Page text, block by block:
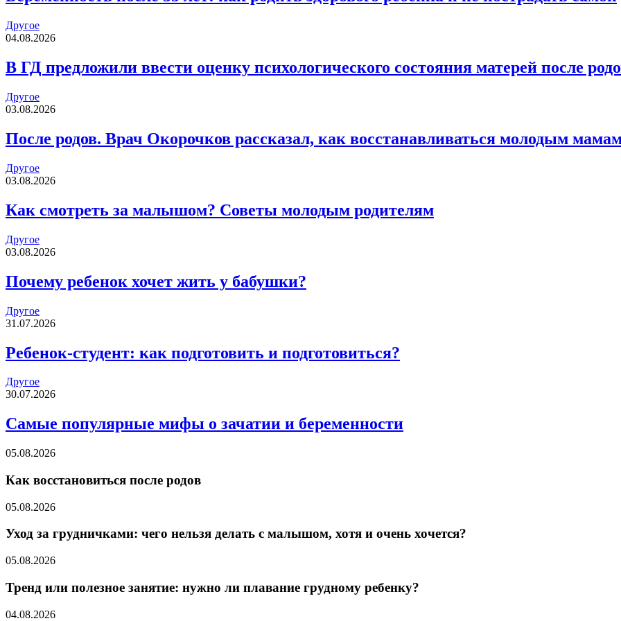
Другое
04.08.2026
В ГД предложили ввести оценку психологического состояния матерей после
Другое
03.08.2026
После родов. Врач Окорочков рассказал, как восстанавливаться молодым
Другое
03.08.2026
Как смотреть за малышом? Советы молодым родителям
Другое
03.08.2026
Почему ребенок хочет жить у бабушки?
Другое
31.07.2026
Ребенок-студент: как подготовить и подготовиться?
Другое
30.07.2026
Самые популярные мифы о зачатии и беременности
05.08.2026
Как восстановиться после родов
05.08.2026
Уход за грудничками: чего нельзя делать с малышом, хотя и очень хочется?
05.08.2026
Тренд или полезное занятие: нужно ли плавание грудному ребенку?
04.08.2026